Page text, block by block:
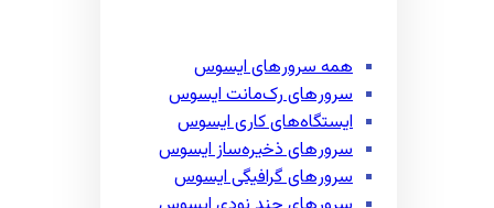
همه سرور‌های ایسوس
سرور‌های رک‌مانت ایسوس
ایستگاه‌های کاری ایسوس
سرور‌های ذخیره‌ساز ایسوس
سرور‌های گرافیگی ایسوس